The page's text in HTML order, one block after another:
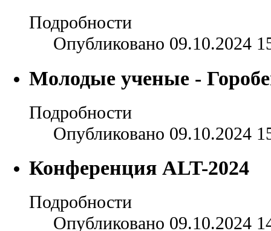
Подробности
Опубликовано 09.10.2024
Молодые ученые -
Подробности
Опубликовано 09.10.2024
Конференция ALT-2024
Подробности
Опубликовано 09.10.2024